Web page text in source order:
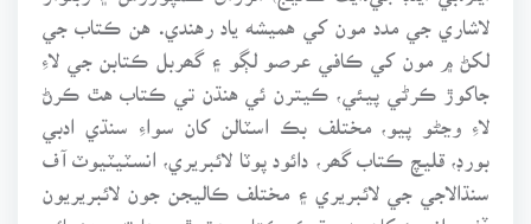
لاشاري جي مدد مون کي هميشه ياد رهندي. هن ڪتاب جي
لکڻ ۾ مون کي ڪافي عرصو لڳو ۽ گھربل ڪتابن جي لاءِ
جاکوڙ ڪرڻي پيئي، ڪيترن ئي هنڌن تي ڪتاب هٿ ڪرڻ
لاءِ وڃڻو پيو، مختلف بڪ اسٽالن کان سواءِ سنڌي ادبي
بورڊ، قليچ ڪتاب گھر، دائود پوٽا لائبريري، انسٽيٽيوٽ آف
سنڌالاجي جي لائبريري ۽ مختلف ڪاليجن جون لائبريريون
ڏٺم، انهيءَ کان به وڌيڪ ڪتاب هٿ ٿين ها ته سهنجائي